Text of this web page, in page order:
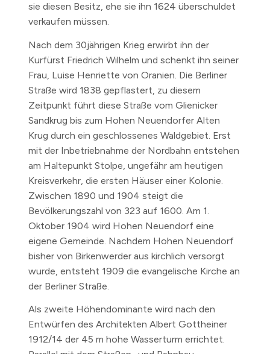
sie diesen Besitz, ehe sie ihn 1624 überschuldet
verkaufen müssen.
Nach dem 30jährigen Krieg erwirbt ihn der
Kurfürst Friedrich Wilhelm und schenkt ihn seiner
Frau, Luise Henriette von Oranien. Die Berliner
Straße wird 1838 gepflastert, zu diesem
Zeitpunkt führt diese Straße vom Glienicker
Sandkrug bis zum Hohen Neuendorfer Alten
Krug durch ein geschlossenes Waldgebiet. Erst
mit der Inbetriebnahme der Nordbahn entstehen
am Haltepunkt Stolpe, ungefähr am heutigen
Kreisverkehr, die ersten Häuser einer Kolonie.
Zwischen 1890 und 1904 steigt die
Bevölkerungszahl von 323 auf 1600. Am 1.
Oktober 1904 wird Hohen Neuendorf eine
eigene Gemeinde. Nachdem Hohen Neuendorf
bisher von Birkenwerder aus kirchlich versorgt
wurde, entsteht 1909 die evangelische Kirche an
der Berliner Straße.
Als zweite Höhendominante wird nach den
Entwürfen des Architekten Albert Gottheiner
1912/14 der 45 m hohe Wasserturm errichtet.